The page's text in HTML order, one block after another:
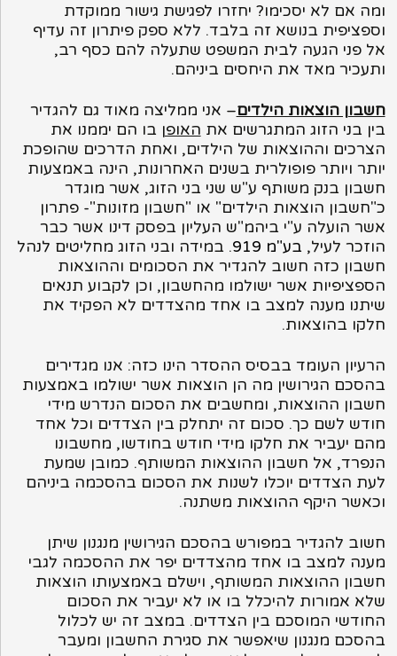
ומה אם לא יסכימו? יחזרו לפגישת גישור ממוקדת
וספציפית בנושא זה בלבד. ללא ספק פיתרון זה עדיף
אל פני הגעה לבית המשפט שתעלה להם כסף רב,
ותעכיר מאד את היחסים ביניהם.
חשבון הוצאות הילדים– אני ממליצה מאוד גם להגדיר
בין בני הזוג המתגרשים את האופן בו הם יממנו את
הצרכים וההוצאות של הילדים, ואחת הדרכים שהופכת
יותר ויותר פופולרית בשנים האחרונות, הינה באמצעות
חשבון בנק משותף ע"ש שני בני הזוג, אשר מוגדר
כ"חשבון הוצאות הילדים" או "חשבון מזונות"- פתרון
אשר הועלה ע"י ביהמ"ש העליון בפסק דינו אשר כבר
הוזכר לעיל, בע"מ 919
. במידה ובני הזוג מחליטים לנהל
חשבון כזה חשוב להגדיר את הסכומים וההוצאות
הספציפיות אשר ישולמו מהחשבון, וכן לקבוע תנאים
שיתנו מענה למצב בו אחד מהצדדים לא הפקיד את
חלקו בהוצאות.
הרעיון העומד בבסיס ההסדר הינו כזה: אנו מגדירים
בהסכם הגירושין מה הן הוצאות אשר ישולמו באמצעות
חשבון ההוצאות, ומחשבים את הסכום הנדרש מידי
חודש לשם כך. סכום זה יתחלק בין הצדדים וכל אחד
מהם יעביר את חלקו מידי חודש בחודשו, מחשבונו
הנפרד, אל חשבון ההוצאות המשותף. כמובן שמעת
לעת הצדדים יוכלו לשנות את הסכום בהסכמה ביניהם
וכאשר היקף ההוצאות משתנה.
חשוב להגדיר במפורש בהסכם הגירושין מנגנון שיתן
מענה למצב בו אחד מהצדדים יפר את ההסכמה לגבי
חשבון ההוצאות המשותף, וישלם באמצעותו הוצאות
שלא אמורות להיכלל בו או לא יעביר את הסכום
החודשי המוסכם בין הצדדים. במצב זה יש לכלול
בהסכם מנגנון שיאפשר את סגירת החשבון ומעבר